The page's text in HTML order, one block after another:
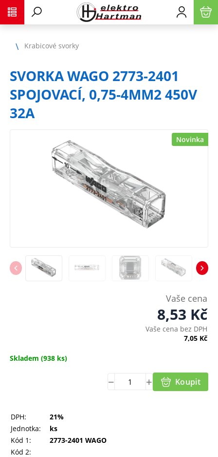
Krabicové svorky
SVORKA WAGO 2773-2401
SPOJOVACÍ, 0,75-4MM2 450V
32A
Vaše cena
8,53 Kč
Vaše cena bez DPH
7,05 Kč
Skladem (938 ks)
Koupit
DPH:
21%
Jednotka:
ks
Kód 1:
2773-2401 WAGO
Kód 2:
Novinka